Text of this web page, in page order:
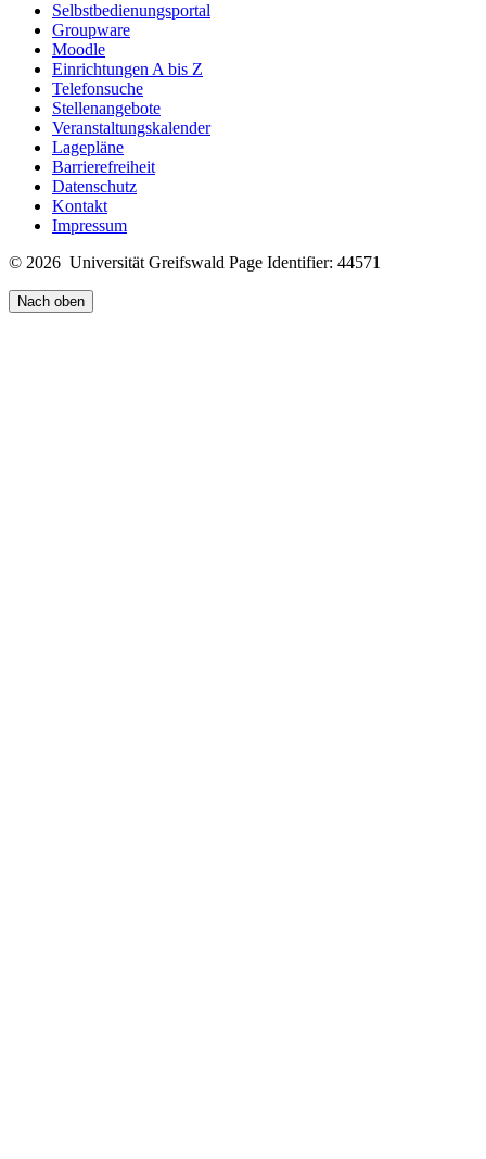
Selbstbedienungsportal
Groupware
Moodle
Einrichtungen A bis Z
Telefonsuche
Stellenangebote
Veranstaltungskalender
Lagepläne
Barrierefreiheit
Datenschutz
Kontakt
Impressum
© 2026 Universität Greifswald Page Identifier: 44571
Nach oben